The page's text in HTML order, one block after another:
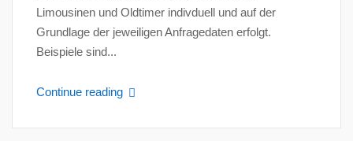
Limousinen und Oldtimer indivduell und auf der
Grundlage der jeweiligen Anfragedaten erfolgt.
Beispiele sind...
Continue reading